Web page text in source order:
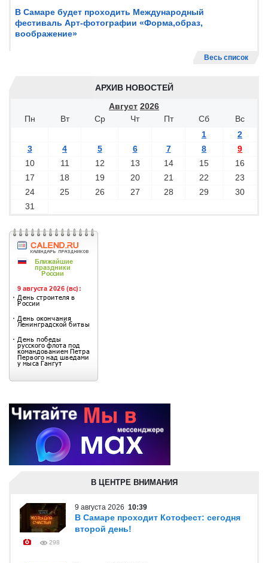
В Самаре будет проходить Международный
фестиваль Арт-фотографии «Форма,образ,
воображение»
Весь список
АРХИВ НОВОСТЕЙ
Август 2026
Пн
Вт Ср Чт Пт Сб
Вс
1
2
3
4 5 6 7 8
9
10
11 12 13 14 15
16
17
18 19 20 21 22
23
24
25 26 27 28 29
30
31
В ЦЕНТРЕ ВНИМАНИЯ
9 августа 2026 10:39
В Самаре проходит Котофест: сегодня
второй день!
298